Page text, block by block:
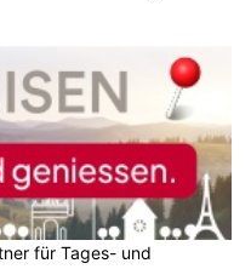
für Tages- und